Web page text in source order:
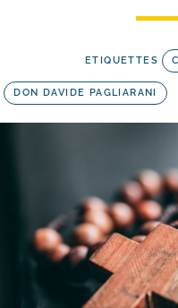
ETIQUETTES
DON DAVIDE PAGLIARANI